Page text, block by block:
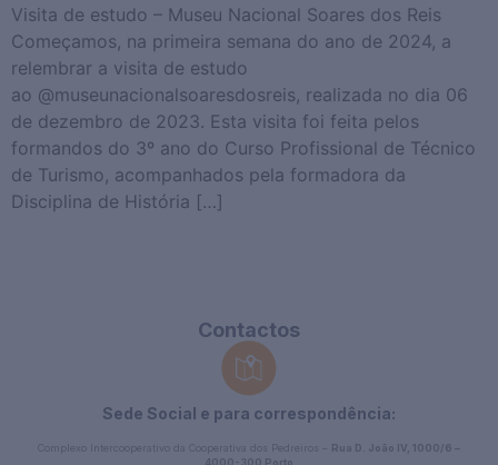
Visita de estudo – Museu Nacional Soares dos Reis
Começamos, na primeira semana do ano de 2024, a
relembrar a visita de estudo
ao @museunacionalsoaresdosreis, realizada no dia 06
de dezembro de 2023. Esta visita foi feita pelos
formandos do 3º ano do Curso Profissional de Técnico
de Turismo, acompanhados pela formadora da
Disciplina de História […]
Contactos
Sede Social e para correspondência:
Complexo Intercooperativo da Cooperativa dos Pedreiros –
Rua D. João IV, 1000/6 –